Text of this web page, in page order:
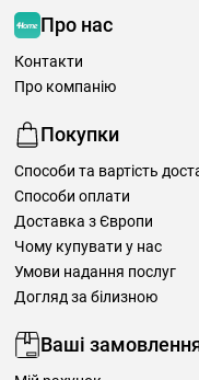
Про нас
Контакти
Про компанію
Покупки
Способи та вартість
Способи оплати
Доставка з Європи
Чому купувати у нас
Умови надання послуг
Догляд за білизною
Ваші